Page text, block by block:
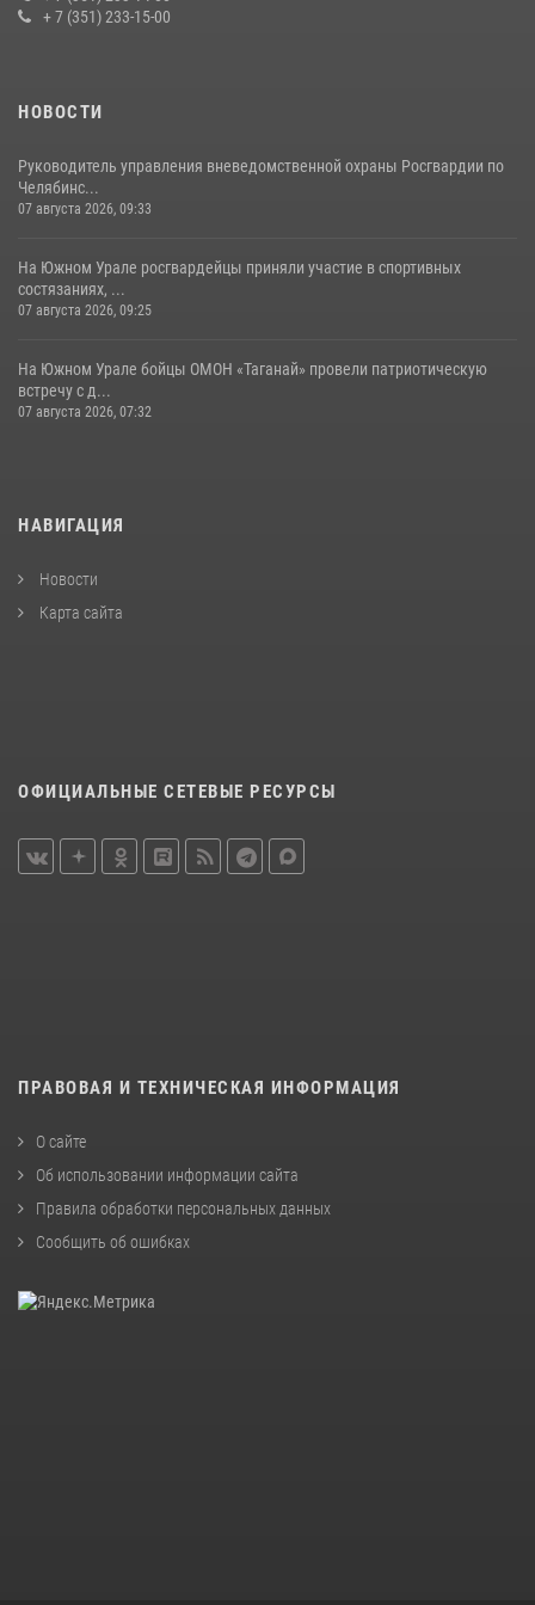
+ 7 (351) 233-15-00
НОВОСТИ
Руководитель управления вневедомственной охраны Росгвардии по
Челябинс...
07 августа 2026, 09:33
На Южном Урале росгвардейцы приняли участие в спортивных
состязаниях, ...
07 августа 2026, 09:25
На Южном Урале бойцы ОМОН «Таганай» провели патриотическую
встречу с д...
07 августа 2026, 07:32
НАВИГАЦИЯ
Новости
Карта сайта
ОФИЦИАЛЬНЫЕ СЕТЕВЫЕ РЕСУРСЫ
ПРАВОВАЯ И ТЕХНИЧЕСКАЯ ИНФОРМАЦИЯ
О сайте
Об использовании информации сайта
Правила обработки персональных данных
Сообщить об ошибках